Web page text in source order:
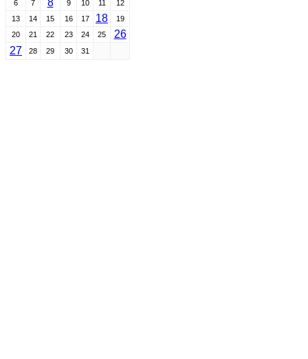
6 7 9 10 11
12
13
14 15 16 17 18
19
20
21 22 23 24 25
26
27
28 29 30 31